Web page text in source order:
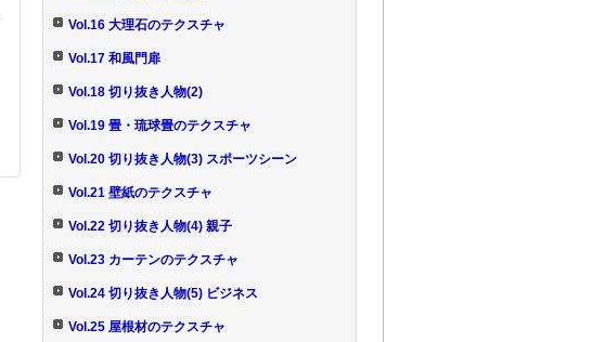
Vol.16 大理石のテクスチャ
Vol.17 和風門扉
Vol.18 切り抜き人物(2)
Vol.19 畳・琉球畳のテクスチャ
Vol.20 切り抜き人物(3) スポーツシーン
Vol.21 壁紙のテクスチャ
Vol.22 切り抜き人物(4) 親子
Vol.23 カーテンのテクスチャ
Vol.24 切り抜き人物(5) ビジネス
Vol.25 屋根材のテクスチャ